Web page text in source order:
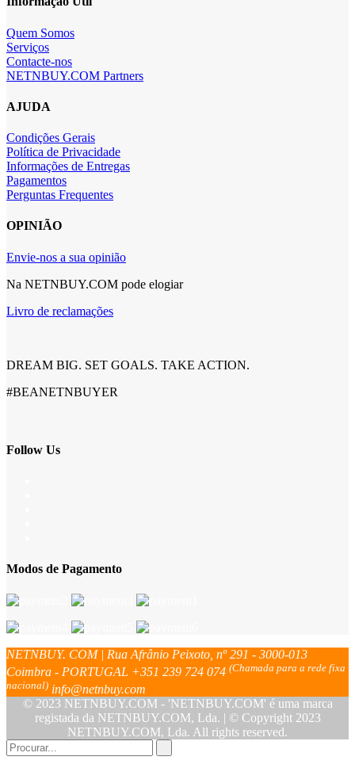
Quem Somos
Serviços
Contacte-nos
NETNBUY.COM Partners
AJUDA
Condições Gerais
Política de Privacidade
Informações de Entregas
Pagamentos
Perguntas Frequentes
OPINIÃO
Envie-nos a sua opinião
Na NETNBUY.COM pode elogiar
Livro de reclamações
DREAM BIG. SET GOALS. TAKE ACTION.
#BEANETNBUYER
Follow Us
Modos de Pagamento
NETNBUY. COM | Rua Afrânio Peixoto, nº 291 - 3000-013
Coimbra - PORTUGAL +351 239 724 074 (Chamada para a rede fixa
nacional) info@netnbuy.com
© 2023 NETNBUY.COM - 'NETNBUY.COM' é uma marca
registada da NETNBUY.COM, Lda. | © Copyright 2023
NETNBUY.COM, Lda. All rights reserved.